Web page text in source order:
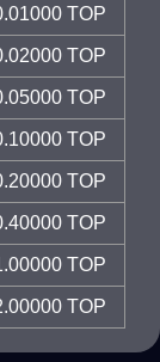
TOP
TOP
TOP
TOP
TOP
TOP
TOP
TOP